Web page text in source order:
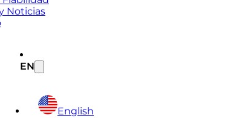
Noticias
EN
English